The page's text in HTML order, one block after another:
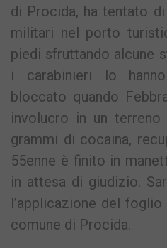
di Procida, ha tentato
militari nel porto
piedi sfruttando alcune
i carabinieri lo
bloccato quando
involucro in un terreno
grammi di cocaina,
55enne è finito in
in attesa di giudizio.
l’applicazione del
comune di Procida.